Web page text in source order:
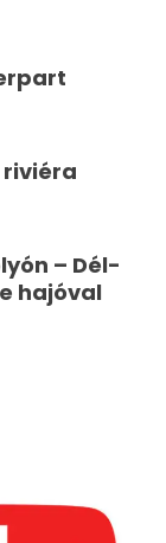
– Dél-
hajóval